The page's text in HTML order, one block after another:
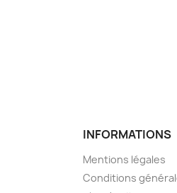
INFORMATIONS
Mentions légales
Conditions